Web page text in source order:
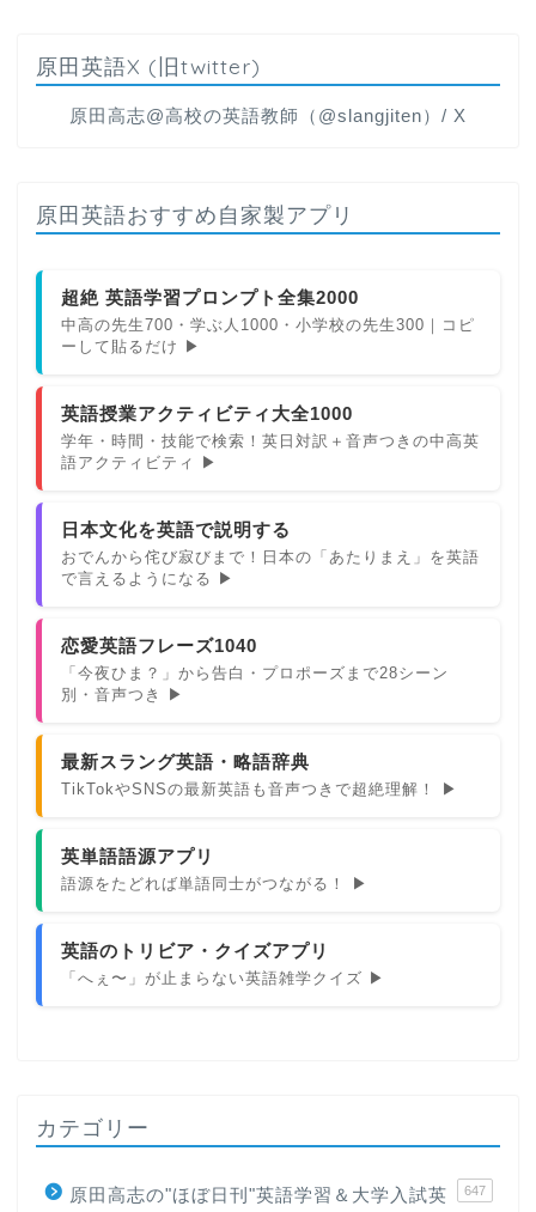
原田英語X (旧twitter)
原田高志@高校の英語教師（@slangjiten）/ X
原田英語おすすめ自家製アプリ
超絶 英語学習プロンプト全集2000
中高の先生700・学ぶ人1000・小学校の先生300｜コピ
ーして貼るだけ ▶
英語授業アクティビティ大全1000
学年・時間・技能で検索！英日対訳＋音声つきの中高英
語アクティビティ ▶
日本文化を英語で説明する
おでんから侘び寂びまで！日本の「あたりまえ」を英語
で言えるようになる ▶
恋愛英語フレーズ1040
「今夜ひま？」から告白・プロポーズまで28シーン
別・音声つき ▶
最新スラング英語・略語辞典
TikTokやSNSの最新英語も音声つきで超絶理解！ ▶
英単語語源アプリ
語源をたどれば単語同士がつながる！ ▶
英語のトリビア・クイズアプリ
「へぇ〜」が止まらない英語雑学クイズ ▶
カテゴリー
原田高志の"ほぼ日刊"英語学習＆大学入試英
647